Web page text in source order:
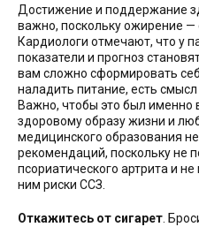
Достижение и поддержание
важно, поскольку ожирение —
Кардиологи отмечают, что у
показатели и прогноз
вам сложно сформировать
наладить питание, есть смысл
Важно, чтобы это был именно
здоровому образу жизни и
медицинского образования
рекомендаций, поскольку не
псориатического артрита и
ним риски ССЗ.
Откажитесь от сигарет .